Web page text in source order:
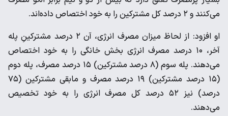
می‌کنند و ۲ درصد کل مشترکین را به خود اختصاص داده‌اند.
او افزود: از لحاظ میزان مصرف انرژی، آن ۲ درصد مشترکینِ پله
آخر، ۱۰ درصد مصرف انرژی بخش خانگی را به خود اختصاص
می‌دهند. پله سوم (۸ درصد مشترکین) ۱۵ درصد مصرف، پله دوم
(۱۵ درصد مشترکین) ۱۹ درصد مصرف و مابقی مشترکین (۷۵
درصد) نیز ۵۲ درصد کل مصرف انرژی را به خود تخصیص
می‌دهند.